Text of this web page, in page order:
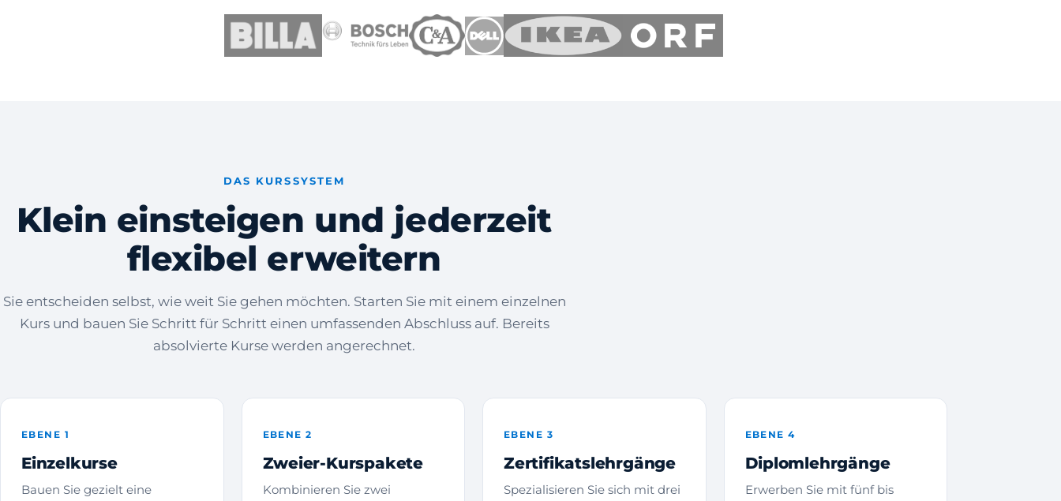
DAS KURSSYSTEM
Klein einsteigen und jederzeit
flexibel erweitern
Sie entscheiden selbst, wie weit Sie gehen möchten. Starten Sie mit einem einzelnen
Kurs und bauen Sie Schritt für Schritt einen umfassenden Abschluss auf. Bereits
absolvierte Kurse werden angerechnet.
EBENE 1
Einzelkurse
Bauen Sie gezielt eine
EBENE 2
Zweier-Kurspakete
Kombinieren Sie zwei
EBENE 3
Zertifikatslehrgänge
Spezialisieren Sie sich mit drei
EBENE 4
Diplomlehrgänge
Erwerben Sie mit fünf bis